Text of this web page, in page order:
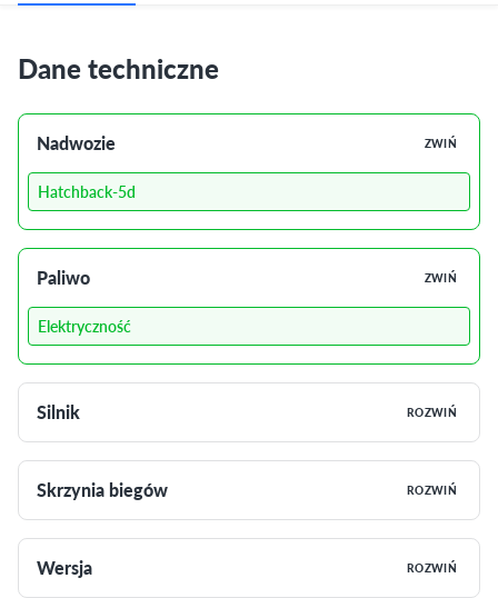
Dane techniczne
Nadwozie ZWIŃ
Hatchback-5d
Paliwo ZWIŃ
Elektryczność
Silnik ROZWIŃ
Skrzynia biegów ROZWIŃ
Wersja ROZWIŃ